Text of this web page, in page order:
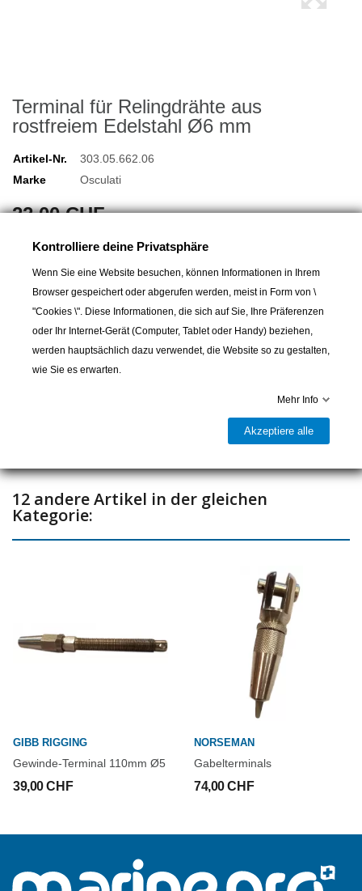
Terminal für Relingdrähte aus
rostfreiem Edelstahl Ø6 mm
Artikel-Nr.
303.05.662.06
Marke
Osculati
22,00 CHF
Schnelle und leichte Montage durch seitliche Madenschrauben.
Für kunststoffummantelte Seile Ø6mm
12 andere Artikel in der gleichen
Kategorie:
GIBB RIGGING
Gewinde-Terminal 110mm Ø5
39,00 CHF
NORSEMAN
Gabelterminals
74,00 CHF
Kontrolliere deine Privatsphäre
Wenn Sie eine Website besuchen, können Informationen in Ihrem
Browser gespeichert oder abgerufen werden, meist in Form von \
"Cookies \". Diese Informationen, die sich auf Sie, Ihre Präferenzen
oder Ihr Internet-Gerät (Computer, Tablet oder Handy) beziehen,
werden hauptsächlich dazu verwendet, die Website so zu gestalten,
wie Sie es erwarten.
Mehr Info
Akzeptiere alle